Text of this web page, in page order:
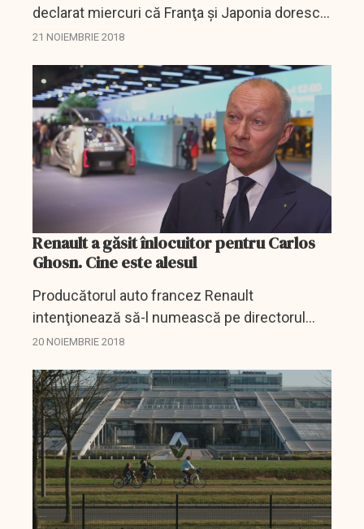
declarat miercuri că Franţa şi Japonia doresc
să continue consolidarea alianţei existente
21 NOIEMBRIE 2018
Renault a găsit înlocuitor pentru Carlos
Ghosn. Cine este alesul
Producătorul auto francez Renault
intenţionează să-l numească pe directorul
operaţional Thierry Bollore ca înlocuitor
arestat luni la Tokyo...
20 NOIEMBRIE 2018